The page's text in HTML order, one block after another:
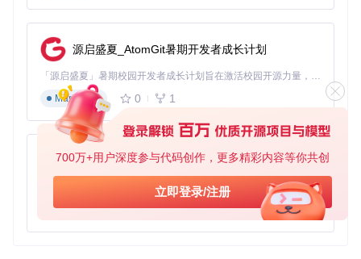
700万+用户深度参与代码创作，更多精彩内容等你共创
立即登录/注册
源启盛夏_AtomGit暑期开发者成长计划
「源启盛夏」暑期校园开发者成长计划旨在激活校园开源力量，通过积分激励、认证扶持、资源倾斜等形式，引导高校组织和开发者完成「入驻 — 建项目 — 做贡献 — 获认证 — 得资源」的完整闭环。无论你是想带领社团入驻平台的组织者，还是希望用代码贡献证明自己的开发者，都能在这里找到属于你的成长路径。
Markdown
0 1
py-xiaozhi
基于Python的Xiaozhi AI，适用于想要完整Xiaozhi体验而无需拥有专用硬件的用户。
Python
0 1